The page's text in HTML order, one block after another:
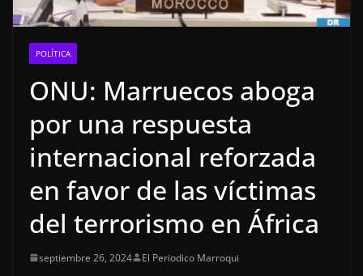
POLÍTICA
ONU: Marruecos aboga
por una respuesta
internacional reforzada
en favor de las víctimas
del terrorismo en África
septiembre 26, 2024 El Periodico Marroqui